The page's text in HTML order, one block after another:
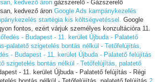
kedvező áron gázszerelő - Gázszerelő
kedvező áron Google Ads kampánykezelés
startégia kis költségvetéssel. Google
fontos, ezért várjuk személyes konzultációra 11.
- Budapest - 11. kerület Újbuda - Palatető
palatető szigetelés bontás nélkül - Tetőfelújítás,
- Budapest - 11. kerület Újbuda - Palatető felújítás
szigetelés bontás nélkül - Tetőfelújítás, palatető
- 11. kerület Újbuda - Palatető felújítás - Régi